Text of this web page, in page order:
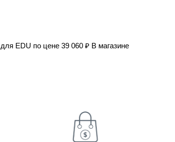
EDU по цене 39 060 ₽ В магазине